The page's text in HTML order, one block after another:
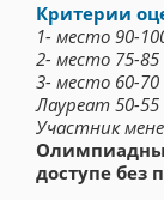
Критерии
1- место 90-
2- место 75-85
3- место 60-70
Лауреат 50-55
Участник
доступе без